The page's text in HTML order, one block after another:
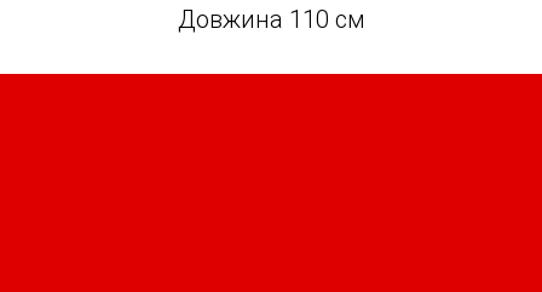
Довжина 110 см